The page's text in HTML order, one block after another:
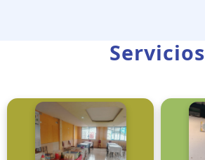
Servicios